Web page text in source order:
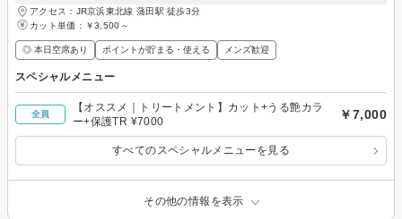
アクセス：JR京浜東北線 蒲田駅 徒歩3分
カット単価： ￥3,500～
◎ 本日空席あり ポイントが貯まる・使える メンズ歓迎
スペシャルメニュー
全員
【オススメ｜トリートメント】カット+うる艶カラ
ー+保護TR ¥7000
￥7,000
すべてのスペシャルメニューを見る
その他の情報を表示